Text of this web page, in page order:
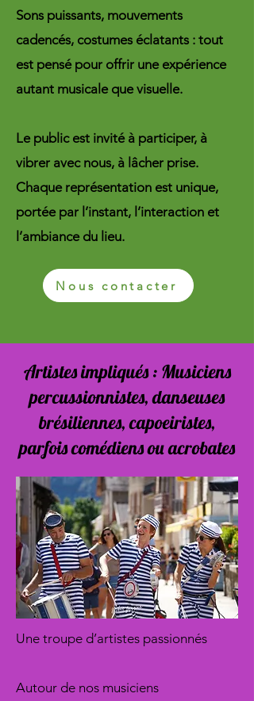
Sons puissants, mouvements
cadencés, costumes éclatants : tout
est pensé pour offrir une expérience
autant musicale que visuelle.
Le public est invité à participer, à
vibrer avec nous, à lâcher prise.
Chaque représentation est unique,
portée par l’instant, l’interaction et
l’ambiance du lieu.
Nous contacter
Artistes impliqués : Musiciens
percussionnistes, danseuses
brésiliennes, capoeiristes,
parfois comédiens ou acrobates
Une troupe d’artistes passionnés
Autour de nos musiciens